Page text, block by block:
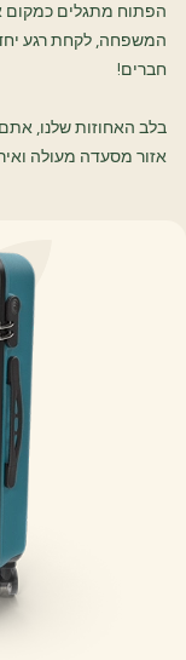
הפתוח מתגלים כמקום
המשפחה, לקחת רגע
חברים!
בלב האחוזות שלנו,
אזור מסעדה מעולה